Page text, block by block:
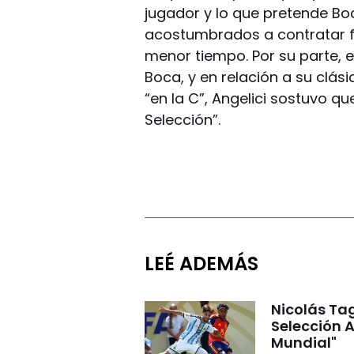
jugador y lo que pretende
acostumbrados a contratar
menor tiempo. Por su parte,
Boca, y en relación a su
“en la C”, Angelici sostuvo
Selección”.
LEÉ ADEMÁS
Nicolás
Selección
Mundial"